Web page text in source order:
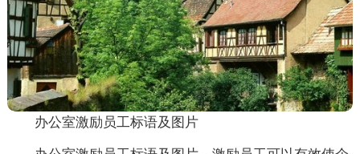
办公室激励员工标语及图片